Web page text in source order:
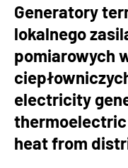
Generatory
lokalnego
pomiarowych
electricity
heat from